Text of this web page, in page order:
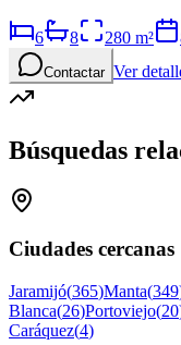
6 8 280 m²
Contactar Ver
Búsquedas
Ciudades cercanas
Jaramijó(365)Manta(349
Blanca(26)Portoviejo(20
Caráquez(4)